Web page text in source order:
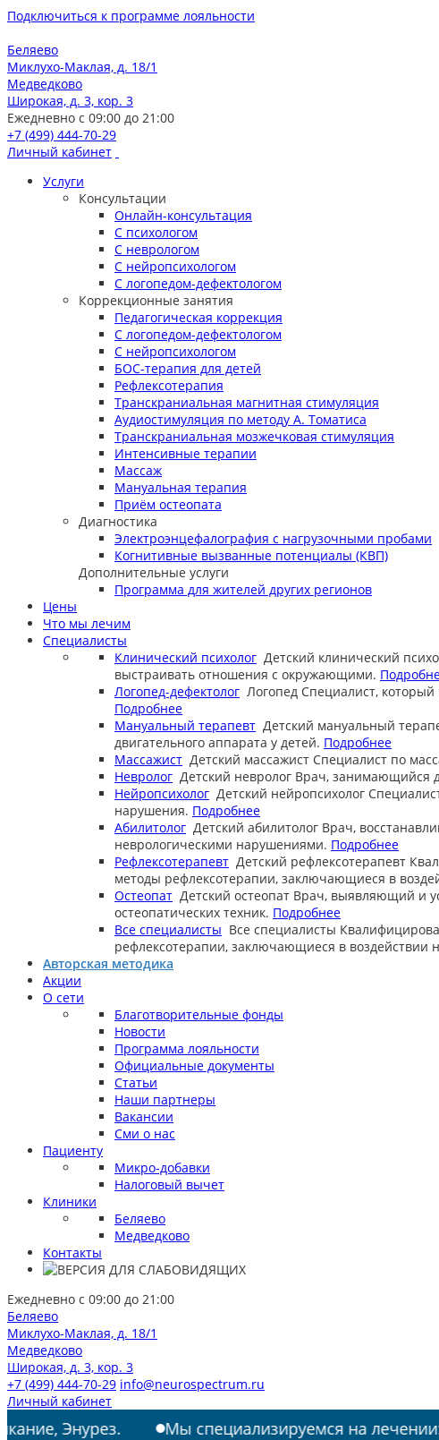
Подключиться к программе лояльности
Беляево
Миклухо-Маклая, д. 18/1
Медведково
Широкая, д. 3, кор. 3
Ежедневно с 09:00 до 21:00
+7 (499) 444-70-29
Личный кабинет
Услуги
Консультации
Онлайн-консультация
С психологом
С неврологом
С нейропсихологом
С логопедом-дефектологом
Коррекционные занятия
Педагогическая коррекция
С логопедом-дефектологом
С нейропсихологом
БОС-терапия для детей
Рефлексотерапия
Транскраниальная магнитная стимуляция
Аудиостимуляция по методу А. Томатиса
Транскраниальная мозжечковая стимуляция
Интенсивные терапии
Массаж
Мануальная терапия
Приём остеопата
Диагностика
Электроэнцефалография с нагрузочными пробами
Когнитивные вызванные потенциалы (КВП)
Дополнительные услуги
Программа для жителей других регионов
Цены
Что мы лечим
Специалисты
Клинический психолог Детский клинический
выстраивать отношения с окружающими.
Логопед-дефектолог Логопед Специалист,
Подробнее
Мануальный терапевт Детский мануальный
двигательного аппарата у детей. Подробнее
Массажист Детский массажист Специалист по
Невролог Детский невролог Врач, занимающийся
Нейропсихолог Детский нейропсихолог
нарушения. Подробнее
Абилитолог Детский абилитолог Врач,
неврологическими нарушениями. Подробнее
Рефлексотерапевт Детский рефлексотерапевт
методы рефлексотерапии, заключающиеся в
Остеопат Детский остеопат Врач, выявляющий и
остеопатических техник. Подробнее
Все специалисты Все специалисты
рефлексотерапии, заключающиеся в воздействии
Авторская методика
Акции
О сети
Благотворительные фонды
Новости
Программа лояльности
Официальные документы
Статьи
Наши партнеры
Вакансии
Сми о нас
Пациенту
Микро-добавки
Налоговый вычет
Клиники
Беляево
Медведково
Контакты
Ежедневно с 09:00 до 21:00
Беляево
Миклухо-Маклая, д. 18/1
Медведково
Широкая, д. 3, кор. 3
+7 (499) 444-70-29 info@neurospectrum.ru
Личный кабинет
Мы специализируемся на лечении: РАС,